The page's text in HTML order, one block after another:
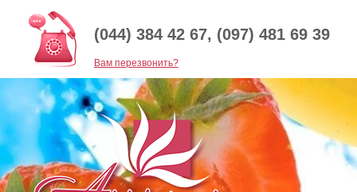
(044) 384 42 67, (097) 481 69 39
Baм перезвонить?